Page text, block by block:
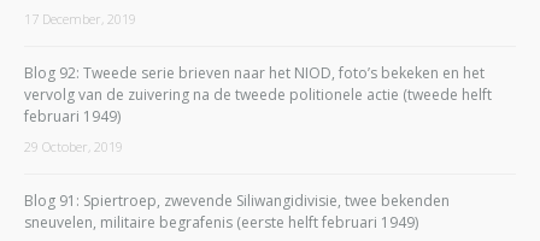
17 December, 2019
Blog 92: Tweede serie brieven naar het NIOD, foto’s bekeken en het
vervolg van de zuivering na de tweede politionele actie (tweede helft
februari 1949)
29 October, 2019
Blog 91: Spiertroep, zwevende Siliwangidivisie, twee bekenden
sneuvelen, militaire begrafenis (eerste helft februari 1949)